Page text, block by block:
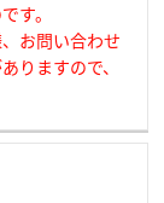
す。
お問い合わせ
りますので、